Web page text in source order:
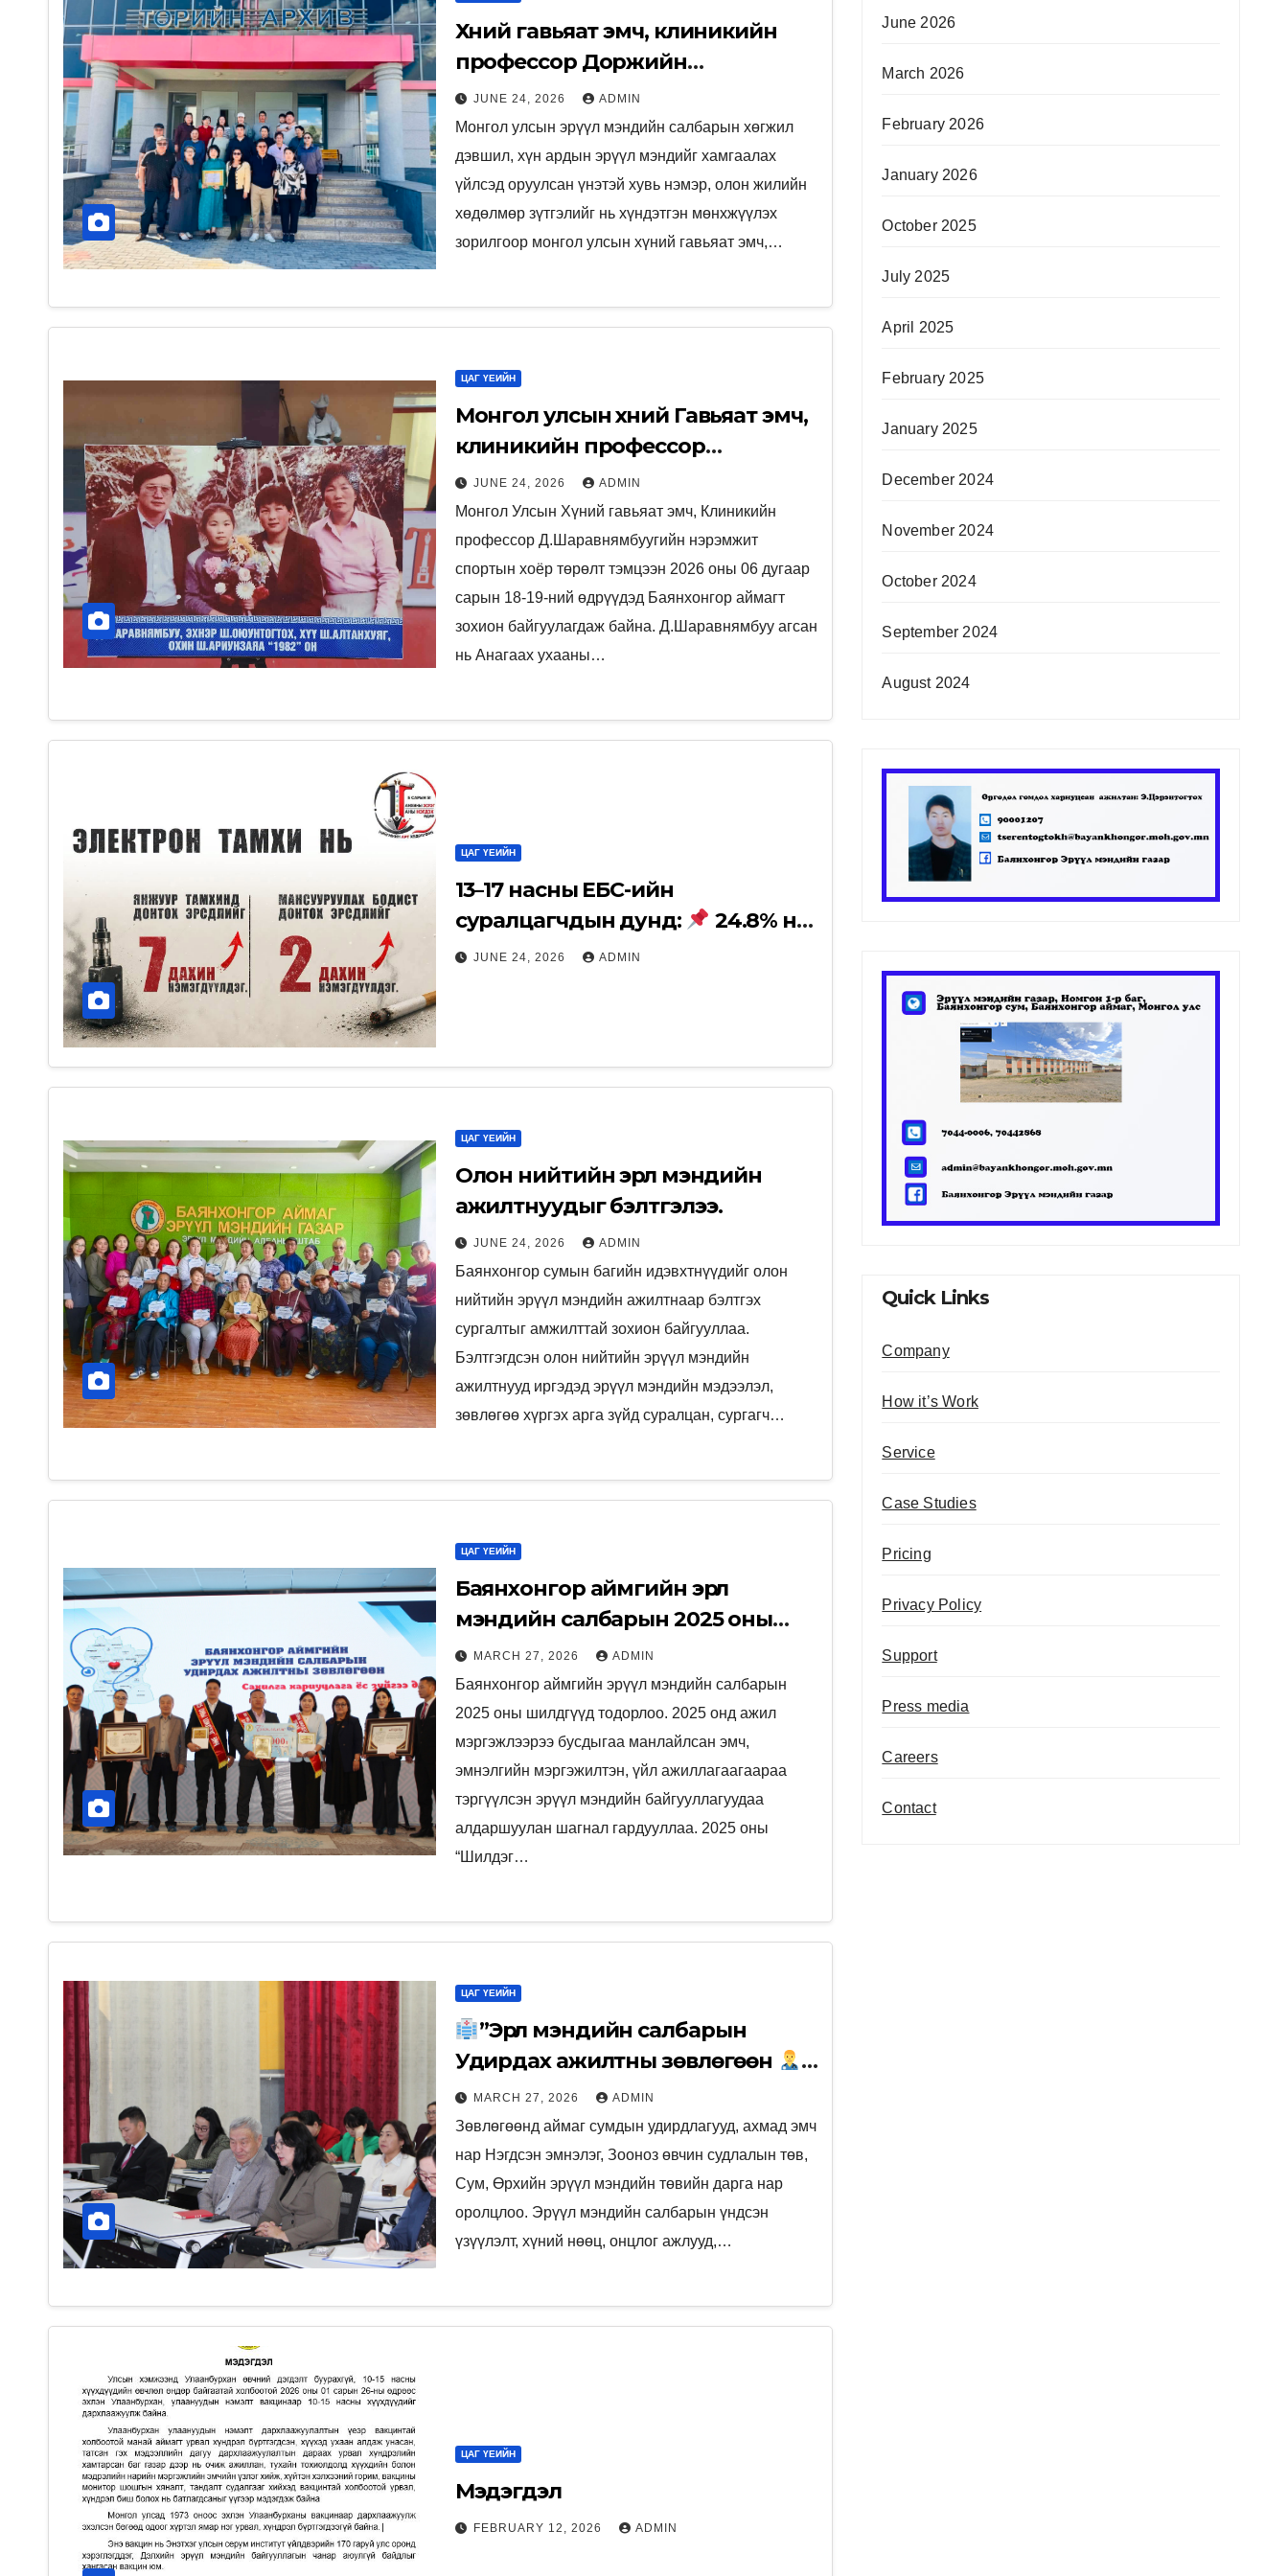
Хүний гавьяат эмч, клиникийн
профессор Доржийн
Шаравнямбуугийн “Хувийн
хөмрөг”-ийг төрийн архивын сан
хөмрөгт хүлээн авлаа.
JUNE 24, 2026 ADMIN
Монгол улсын эрүүл мэндийн салбарын хөгжил
дэвшил, хүн ардын эрүүл мэндийг хамгаалах
үйлсэд оруулсан үнэтэй хувь нэмэр, олон жилийн
хөдөлмөр зүтгэлийг нь хүндэтгэн мөнхжүүлэх
зорилгоор монгол улсын хүний гавьяат эмч,…
ЦАГ ҮЕИЙН
Монгол улсын хүний Гавьяат эмч,
клиникийн профессор
Д.Шаравнямбуугийн нэрэмжит
спортын хоёр төрөлт тэмцээн
амжилттай зохион
байгуулагдаж байна.
JUNE 24, 2026 ADMIN
Монгол Улсын Хүний гавьяат эмч, Клиникийн
профессор Д.Шаравнямбуугийн нэрэмжит
спортын хоёр төрөлт тэмцээн 2026 оны 06 дугаар
сарын 18-19-ний өдрүүдэд Баянхонгор аймагт
зохион байгуулагдаж байна. Д.Шаравнямбуу агсан
нь Анагаах ухааны…
ЦАГ ҮЕИЙН
13–17 насны ЕБС-ийн
суралцагчдын дунд:
24.8% нь
сүүлийн нэг сард электрон тамхи
JUNE 24, 2026 ADMIN
ЦАГ ҮЕИЙН
Олон нийтийн эрүүл мэндийн
ажилтнуудыг бэлтгэлээ.
JUNE 24, 2026 ADMIN
Баянхонгор сумын багийн идэвхтнүүдийг олон
нийтийн эрүүл мэндийн ажилтнаар бэлтгэх
сургалтыг амжилттай зохион байгууллаа.
Бэлтгэгдсэн олон нийтийн эрүүл мэндийн
ажилтнууд иргэдэд эрүүл мэндийн мэдээлэл,
зөвлөгөө хүргэх арга зүйд суралцан, сургагч…
ЦАГ ҮЕИЙН
Баянхонгор аймгийн эрүүл
мэндийн салбарын 2025 оны
шилдгүүд тодорлоо.
MARCH 27, 2026 ADMIN
Баянхонгор аймгийн эрүүл мэндийн салбарын
2025 оны шилдгүүд тодорлоо. 2025 онд ажил
мэргэжлээрээ бусдыгаа манлайлсан эмч,
эмнэлгийн мэргэжилтэн, үйл ажиллагаагаараа
тэргүүлсэн эрүүл мэндийн байгууллагуудаа
алдаршуулан шагнал гардууллаа. 2025 оны
“Шилдэг…
ЦАГ ҮЕИЙН
”Эрүүл мэндийн салбарын
Удирдах ажилтны зөвлөгөөн
”Сахилга хариуцлага ёс зүйгээ
дээдэлье” уриатайгаар 2026 оны
3-р сарын 27-нд зохион
байгуулагдлаа.
MARCH 27, 2026 ADMIN
Зөвлөгөөнд аймаг сумдын удирдлагууд, ахмад эмч
нар Нэгдсэн эмнэлэг, Зооноз өвчин судлалын төв,
Сум, Өрхийн эрүүл мэндийн төвийн дарга нар
оролцлоо. Эрүүл мэндийн салбарын үндсэн
үзүүлэлт, хүний нөөц, онцлог ажлууд,…
ЦАГ ҮЕИЙН
Мэдэгдэл
FEBRUARY 12, 2026 ADMIN
June 2026
March 2026
February 2026
January 2026
October 2025
July 2025
April 2025
February 2025
January 2025
December 2024
November 2024
October 2024
September 2024
August 2024
Quick Links
Company
How it’s Work
Service
Case Studies
Pricing
Privacy Policy
Support
Press media
Careers
Contact